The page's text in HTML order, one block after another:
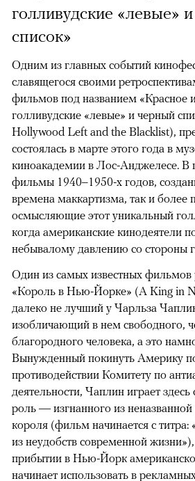
голливудские «левые»
список»
Одним из главных событий
славящегося своими
фильмов под названием «Красное
голливудские «левые» и черный
Hollywood Left and the Blacklist),
состоялась в марте этого года в
киноакадемии в Лос-Анджелесе. В
фильмы 1940–1950-х годов,
времена маккартизма, так и более
осмысляющие этот уникальный
когда американские кинодеятели
небывалому давлению со стороны
Один из самых известных
«Король в Нью-Йорке» (A King in
далеко не лучший у Чарльза
изобличающий в нем свободного,
благородного человека, а это
Вынужденный покинуть Америку
противодействии Комитету по
деятельности, Чаплин играет
роль — изгнанного из
короля (фильм начинается с
из неудобств современной
прибытии в Нью-Йорк
начинает использовать в